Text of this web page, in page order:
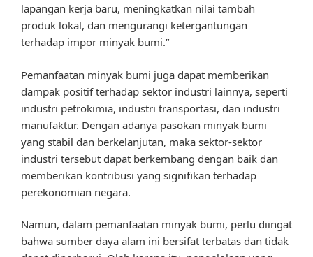
lapangan kerja baru, meningkatkan nilai tambah
produk lokal, dan mengurangi ketergantungan
terhadap impor minyak bumi.”
Pemanfaatan minyak bumi juga dapat memberikan
dampak positif terhadap sektor industri lainnya, seperti
industri petrokimia, industri transportasi, dan industri
manufaktur. Dengan adanya pasokan minyak bumi
yang stabil dan berkelanjutan, maka sektor-sektor
industri tersebut dapat berkembang dengan baik dan
memberikan kontribusi yang signifikan terhadap
perekonomian negara.
Namun, dalam pemanfaatan minyak bumi, perlu diingat
bahwa sumber daya alam ini bersifat terbatas dan tidak